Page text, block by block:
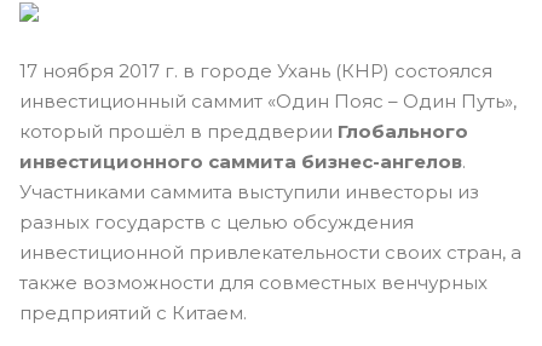
17 ноября 2017 г. в городе Ухань (КНР) состоялся
инвестиционный саммит «Один Пояс – Один Путь»,
который прошёл в преддверии Глобального
инвестиционного саммита бизнес-ангелов.
Участниками саммита выступили инвесторы из
разных государств с целью обсуждения
инвестиционной привлекательности своих стран, а
также возможности для совместных венчурных
предприятий с Китаем.